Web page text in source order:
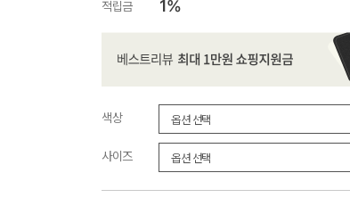
적립금 1%
색상
사이즈